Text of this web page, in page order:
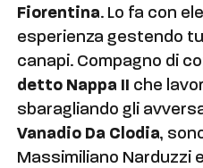
Fiorentina. Lo fa con
esperienza gestendo
canapi. Compagno di
detto Nappa II
che
sbaragliando gli
Vanadio Da Clodia,
Massimiliano Narduzzi